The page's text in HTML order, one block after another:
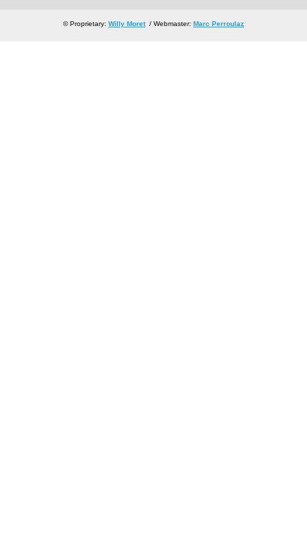
© Proprietary: Willy Moret/ Webmaster: Marc Perroulaz